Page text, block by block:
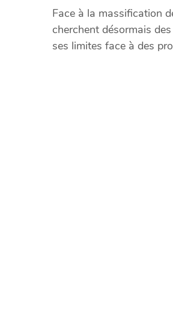
Face à la massification
cherchent désormais
ses limites face à des